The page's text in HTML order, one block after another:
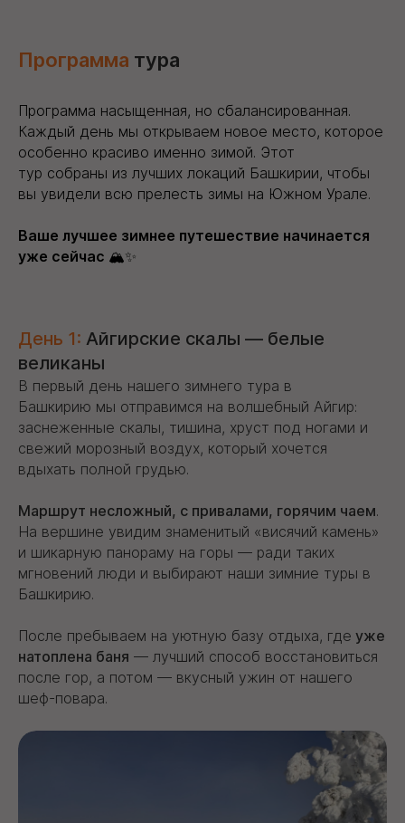
Программа тура
Программа насыщенная, но сбалансированная.
Каждый день мы открываем новое место, которое
особенно красиво именно зимой. Этот
тур собраны из лучших локаций Башкирии, чтобы
вы увидели всю прелесть зимы на Южном Урале.
Ваше лучшее зимнее путешествие начинается
уже сейчас 🏔️✨
День 1: Айгирские скалы — белые
великаны
В первый день нашего зимнего тура в
Башкирию мы отправимся на волшебный Айгир:
заснеженные скалы, тишина, хруст под ногами и
свежий морозный воздух, который хочется
вдыхать полной грудью.
Маршрут несложный, с привалами, горячим чаем.
На вершине увидим знаменитый «висячий камень»
и шикарную панораму на горы — ради таких
мгновений люди и выбирают наши зимние туры в
Башкирию.
После пребываем на уютную базу отдыха, где уже
натоплена баня — лучший способ восстановиться
после гор, а потом — вкусный ужин от нашего
шеф-повара.